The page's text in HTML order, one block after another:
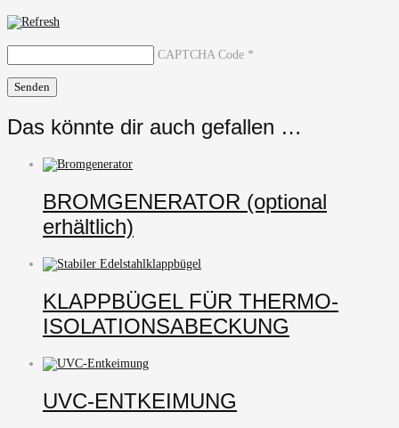
CAPTCHA Code *
Das könnte dir auch gefallen …
BROMGENERATOR (optional
erhältlich)
KLAPPBÜGEL FÜR THERMO-
ISOLATIONSABECKUNG
UVC-ENTKEIMUNG